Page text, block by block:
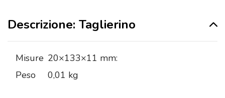
Descrizione: Taglierino
Misure 20×133×11 mm:
Peso
0,01 kg